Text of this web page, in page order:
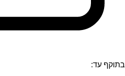
בתוקף עד: